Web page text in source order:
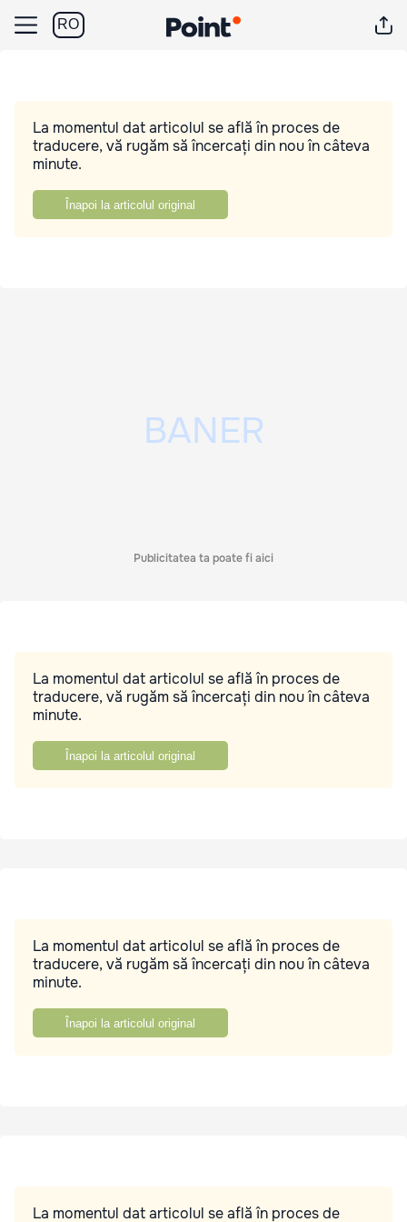
RO
La momentul dat articolul se află în proces de
traducere, vă rugăm să încercați din nou în câteva
minute.
Înapoi la articolul original
Publicitatea ta poate fi aici
La momentul dat articolul se află în proces de
traducere, vă rugăm să încercați din nou în câteva
minute.
Înapoi la articolul original
La momentul dat articolul se află în proces de
traducere, vă rugăm să încercați din nou în câteva
minute.
Înapoi la articolul original
La momentul dat articolul se află în proces de